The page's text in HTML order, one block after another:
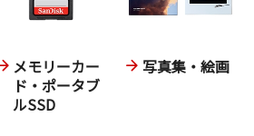
メモリーカー
ド・ポータブ
ルSSD
写真集・絵画